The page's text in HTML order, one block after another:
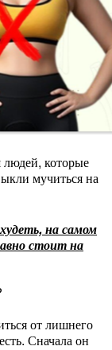
людей, которые
мучиться на
на самом
стоит на
от лишнего
Сначала он